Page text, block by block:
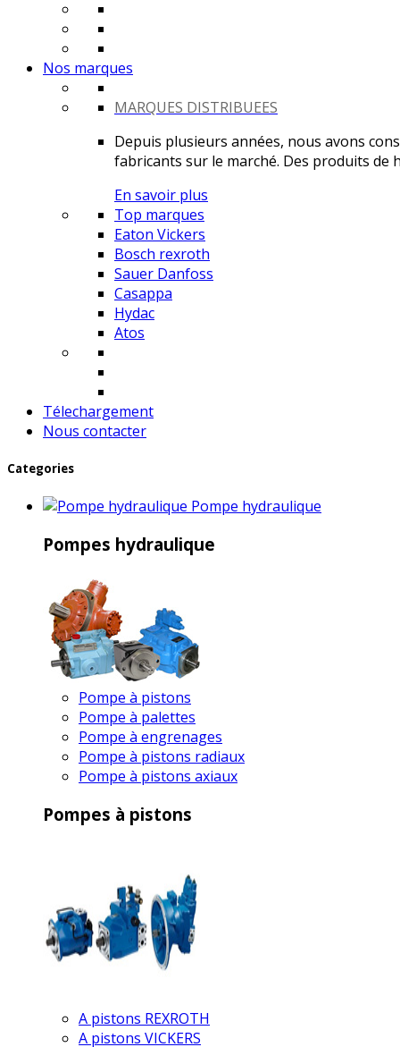
Nos marques
MARQUES DISTRIBUEES
Depuis plusieurs années, nous avons
fabricants sur le marché. Des produits de
En savoir plus
Top marques
Eaton Vickers
Bosch rexroth
Sauer Danfoss
Casappa
Hydac
Atos
Télechargement
Nous contacter
Categories
Pompe hydraulique
Pompes hydraulique
Pompe à pistons
Pompe à palettes
Pompe à engrenages
Pompe à pistons radiaux
Pompe à pistons axiaux
Pompes à pistons
A pistons REXROTH
A pistons VICKERS